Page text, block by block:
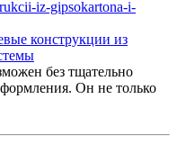
конструкции из
без тщательно
Он не только